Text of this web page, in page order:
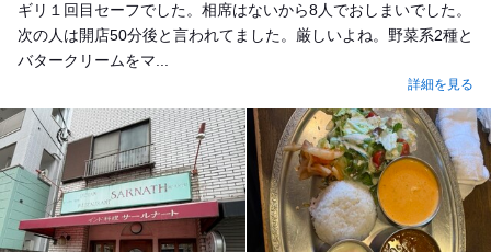
ギリ１回目セーフでした。相席はないから8人でおしまいでした。
次の人は開店50分後と言われてました。厳しいよね。野菜系2種と
バタークリームをマ...
詳細を見る